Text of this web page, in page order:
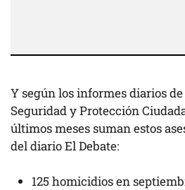
Y según los informes diarios
Seguridad y Protección
últimos meses suman estos
del diario El Debate:
125 homicidios en